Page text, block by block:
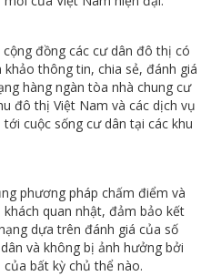
cộng đồng các cư dân đô thị có
thông tin, chia sẻ, đánh giá
hàng ngàn tòa nhà chung cư
đô thị Việt Nam và các dịch vụ
tới cuộc sống cư dân tại các khu
phương pháp chấm điểm và
khách quan nhật, đảm bảo kết
dựa trên đánh giá của số
và không bị ảnh hưởng bởi
của bất kỳ chủ thể nào.